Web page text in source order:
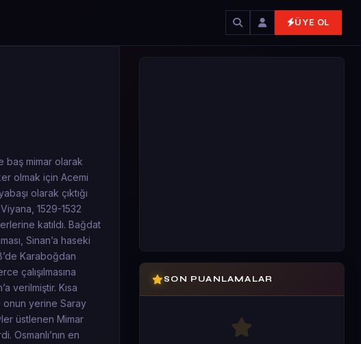
ÜYE OL
baş mimar olarak
olmak için Acemi
olarak çıktığı
1529-1532
katıldı. Bağdat
Sinan’a haseki
Karaboğdan
çalışılmasına
verilmiştir. Kısa
onun yerine Saray
üstlenen Mimar
Osmanlı’nın en
SON PUANLAMALAR